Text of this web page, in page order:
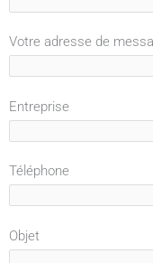
Votre adresse de
Entreprise
Téléphone
Objet